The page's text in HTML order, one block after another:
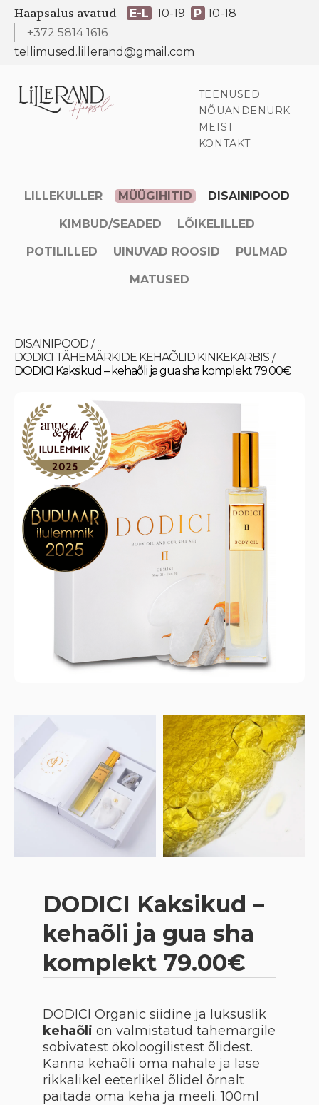
Haapsalus avatud E-L 10-19 P 10-18
+372 5814 1616
tellimused.lillerand@gmail.com
TEENUSED
NÕUANDENURK
MEIST
KONTAKT
LILLEKULLER MÜÜGIHITID DISAINIPOOD
KIMBUD/SEADED LÕIKELILLED
POTILILLED UINUVAD ROOSID PULMAD
MATUSED
DISAINIPOOD /
DODICI TÄHEMÄRKIDE KEHAÕLID KINKEKARBIS /
DODICI Kaksikud – kehaõli ja gua sha komplekt 79.00€
DODICI Kaksikud –
kehaõli ja gua sha
komplekt 79.00€
DODICI Organic siidine ja luksuslik
kehaõli on valmistatud tähemärgile
sobivatest ökoloogilistest õlidest.
Kanna kehaõli oma nahale ja lase
rikkalikel eeterlikel õlidel õrnalt
paitada oma keha ja meeli. 100ml